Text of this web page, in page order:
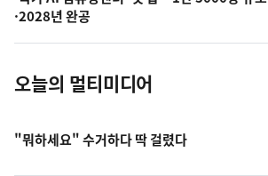
사
진
·2028년 완공
오늘의 멀티미디어
"뭐하세요" 수거하다 딱 걸렸다